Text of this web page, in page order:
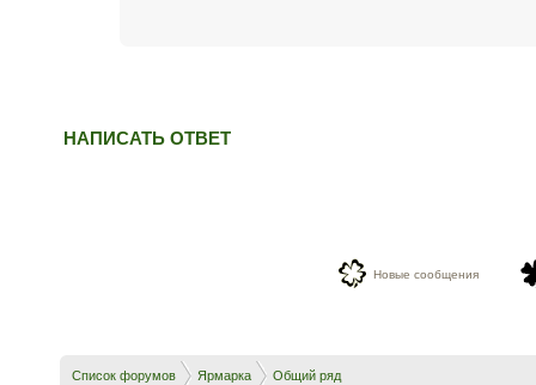
НАПИСАТЬ ОТВЕТ
Новые сообщения
Список форумов Ярмарка Общий ряд